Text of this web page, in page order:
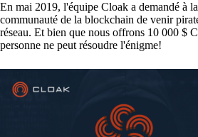
En mai 2019, l'équipe Cloak a demandé à la
communauté de la blockchain de venir
réseau. Et bien que nous offrons 10 000 $
personne ne peut résoudre l'énigme!